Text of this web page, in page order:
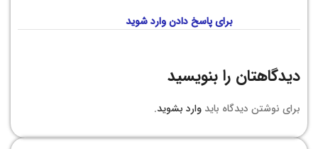
برای پاسخ دادن وارد شوید
دیدگاهتان را بنویسید
برای نوشتن دیدگاه باید وارد بشوید.